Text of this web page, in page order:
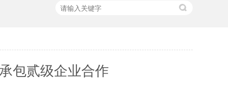
包贰级企业合作